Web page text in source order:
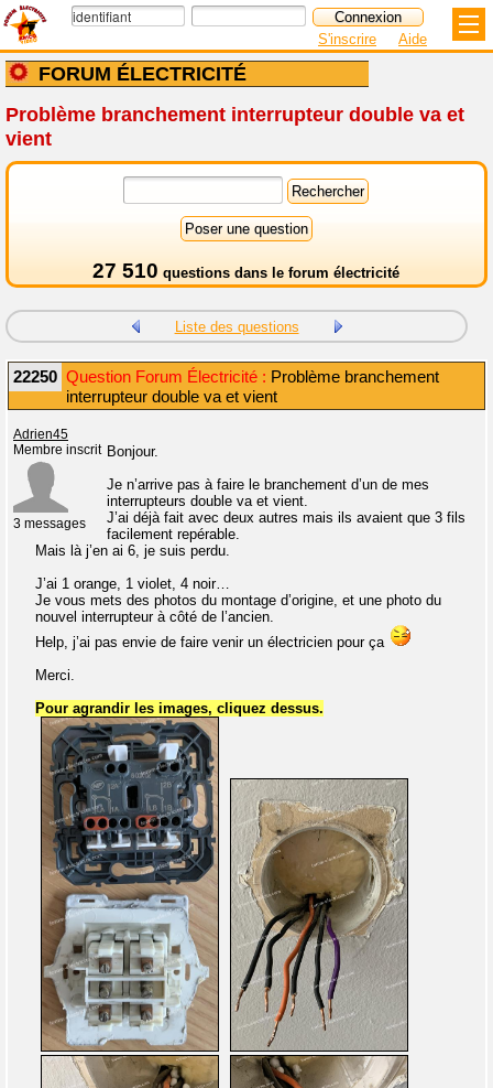
FORUM ÉLECTRICITÉ
S'inscrire Aide
Problème branchement interrupteur double va et
vient
27 510 questions dans le forum électricité
Liste des questions
22250 Question Forum Électricité : Problème branchement
interrupteur double va et vient
Adrien45
Membre inscrit
3 messages
Bonjour.
Je n’arrive pas à faire le branchement d’un de mes
interrupteurs double va et vient.
J’ai déjà fait avec deux autres mais ils avaient que 3 fils
facilement repérable.
Mais là j’en ai 6, je suis perdu.
J’ai 1 orange, 1 violet, 4 noir…
Je vous mets des photos du montage d’origine, et une photo du
nouvel interrupteur à côté de l’ancien.
Help, j’ai pas envie de faire venir un électricien pour ça
Merci.
Pour agrandir les images, cliquez dessus.